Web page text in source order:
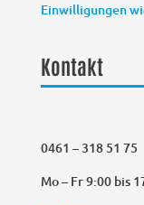
Einwilligungen
Kontakt
0461 – 318 51 75
Mo – Fr 9:00 bis